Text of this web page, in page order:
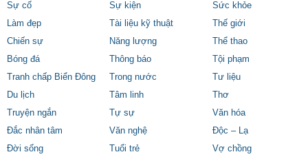
Sự cố
Sự kiện
Sức khỏe
Làm đẹp
Tài liệu kỹ thuật
Thế giới
Chiến sự
Năng lượng
Thể thao
Bóng đá
Thông báo
Tội phạm
Tranh chấp Biển Đông
Trong nước
Tư liệu
Du lịch
Tâm linh
Thơ
Truyện ngắn
Tự sự
Văn hóa
Đắc nhân tâm
Văn nghệ
Độc – Lạ
Đời sống
Tuổi trẻ
Vợ chồng